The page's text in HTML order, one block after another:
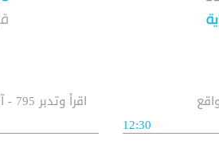
12:30
اقرأ وتدبر 795 - آية إلا أصحاب اليمين